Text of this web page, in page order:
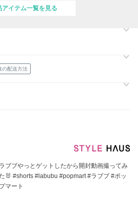
いない商品に関してもお探し致します。
い。
アイテム一覧を見る
の配送方法
ラブブやっとゲットしたから開封動画撮ってみ
🐰 #shorts #labubu #popmart #ラブブ #ポッ
プマート